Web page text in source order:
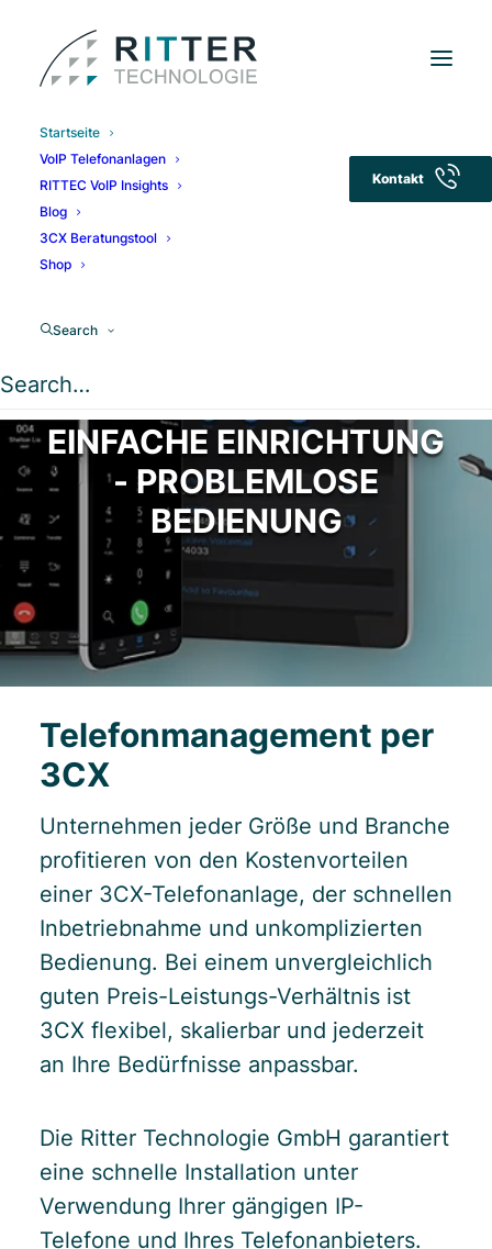
Startseite
VoIP Telefonanlagen
RITTEC VoIP Insights
Blog
3CX Beratungstool
Shop
Kontakt
Search
EINFACHE EINRICHTUNG
- PROBLEMLOSE
BEDIENUNG
Telefonmanagement per
3CX
Unternehmen jeder Größe und Branche
profitieren von den Kostenvorteilen
einer 3CX-Telefonanlage, der schnellen
Inbetriebnahme und unkomplizierten
Bedienung. Bei einem unvergleichlich
guten Preis-Leistungs-Verhältnis ist
3CX flexibel, skalierbar und jederzeit
an Ihre Bedürfnisse anpassbar.
Die Ritter Technologie GmbH garantiert
eine schnelle Installation unter
Verwendung Ihrer gängigen IP-
Telefone und Ihres Telefonanbieters.